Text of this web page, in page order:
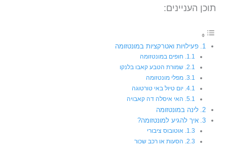
תוכן העניינים:
פעילויות ואטרקציות במונטזומה
חופים במונטזומה
שמורת הטבע קאבו בלנקו
מפלי מונטזומה
יום טיול באי טורטוגה
האי איסלה דה קאבויה
לינה במונטזומה
איך להגיע למונטזומה?
אוטובוס ציבורי
הסעות או רכב שכור